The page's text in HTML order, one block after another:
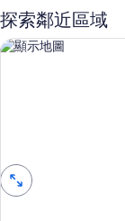
探索鄰近區域